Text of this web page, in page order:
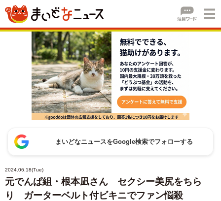
まいどなニュースをGoogle検索でフォローする
2024.06.18(Tue)
元でんぱ組・根本凪さん セクシー美尻をちら
り ガーターベルト付ビキニでファン悩殺